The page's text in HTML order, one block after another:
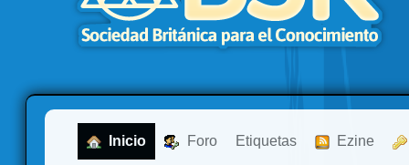
Inicio Foro Etiquetas Ezine